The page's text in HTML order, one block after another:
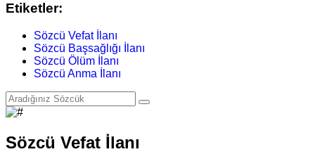
Etiketler:
Sözcü Vefat İlanı
Sözcü Başsağlığı İlanı
Sözcü Ölüm İlanı
Sözcü Anma İlanı
Sözcü Vefat İlanı